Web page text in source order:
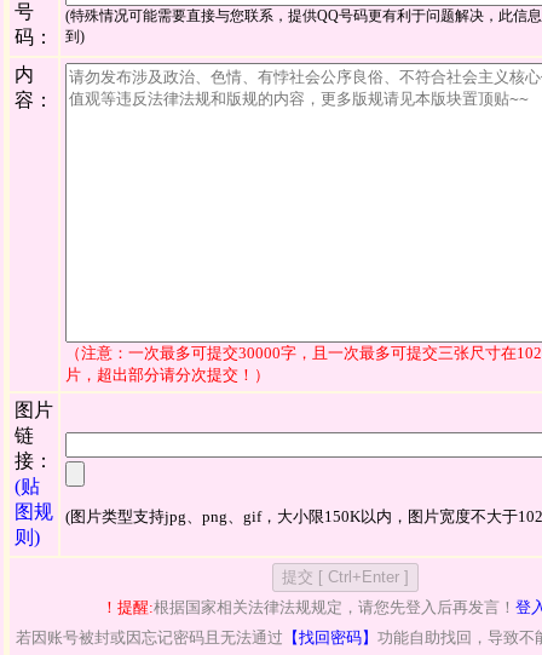
号
码：
(特殊情况可能需要直接与您联系，提供QQ号码更有利于问题解决，此信
到)
内
容：
（注意：一次最多可提交30000字，且一次最多可提交三张尺寸在
片，超出部分请分次提交！）
图片
链
接：
(贴
图规
则)
(图片类型支持jpg、png、gif，大小限150K以内，图片宽度不大于
！提醒:根据国家相关法律法规规定，请您先登入后再发言！ 登
若因账号被封或因忘记密码且无法通过 【找回密码】 功能自助找回，导致不